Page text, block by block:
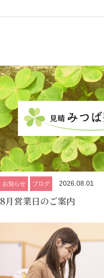
お知らせ ブログ 2026.08.01
8月営業日のご案内